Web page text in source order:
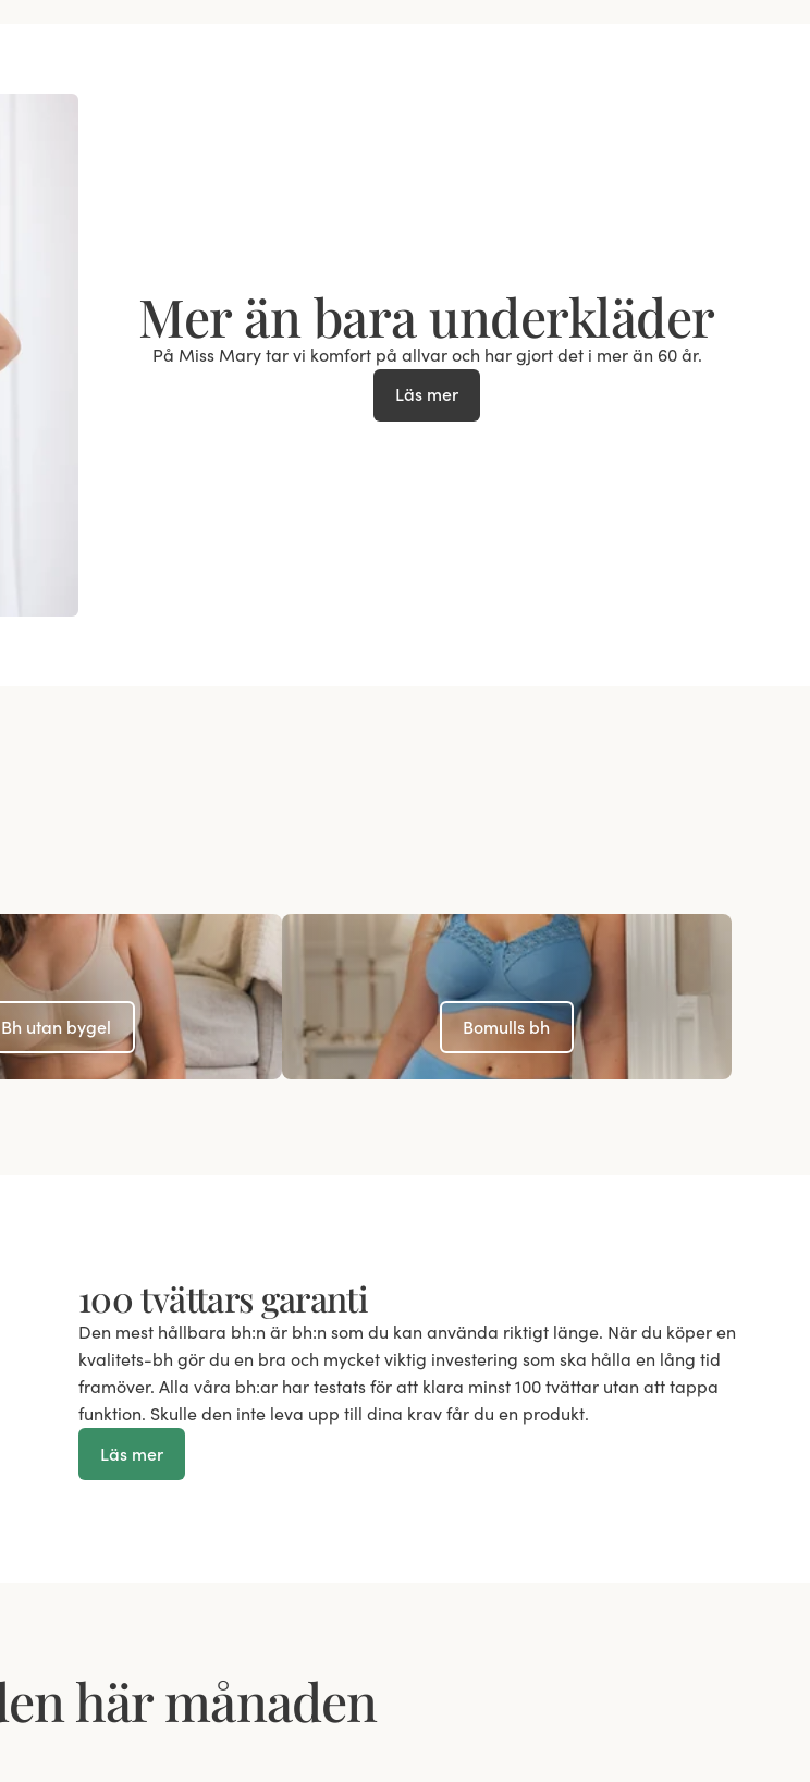
Mer än bara underkläder
På Miss Mary tar vi komfort på allvar och har gjort det i mer än 60 år.
Läs mer
Bh utan bygel Bomulls bh
100 tvättars garanti
Den mest hållbara bh:n är bh:n som du kan använda riktigt länge. När du köper en
kvalitets-bh gör du en bra och mycket viktig investering som ska hålla en lång tid
framöver. Alla våra bh:ar har testats för att klara minst 100 tvättar utan att tappa
funktion. Skulle den inte leva upp till dina krav får du en produkt.
Läs mer
här månaden